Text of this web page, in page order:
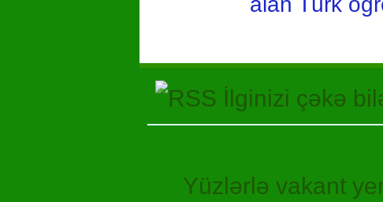
İlginizi çəkə
Yüzlərlə vakant